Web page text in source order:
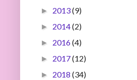
► 2013(9)
► 2014(2)
► 2016(4)
► 2017(12)
► 2018 (34)